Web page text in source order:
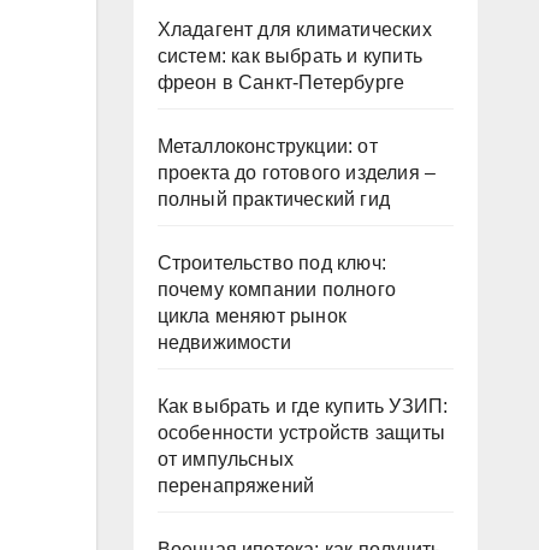
Хладагент для климатических
систем: как выбрать и купить
фреон в Санкт-Петербурге
Металлоконструкции: от
проекта до готового изделия –
полный практический гид
Строительство под ключ:
почему компании полного
цикла меняют рынок
недвижимости
Как выбрать и где купить УЗИП:
особенности устройств защиты
от импульсных
перенапряжений